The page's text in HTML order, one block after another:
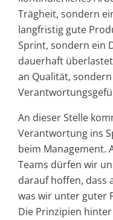
Trägheit, sondern
langfristig gute
Sprint, sondern ein
dauerhaft
an Qualität,
An dieser Stelle
Verantwortung ins
beim Management.
Teams dürfen wir
darauf hoffen, dass
was wir unter guter
Die Prinzipien